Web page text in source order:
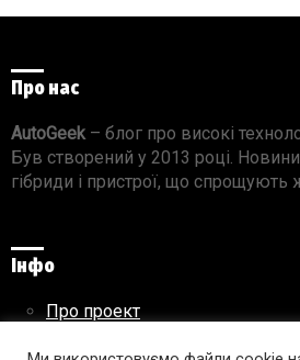
Про нас
AutoGeek– блог про високі
Був створений у 2013 році.
гібриди і пристрої, що спрощують
Інфо
Про проект